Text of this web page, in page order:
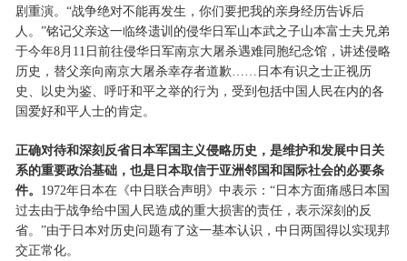
剧重演。“战争绝对不能再发生，你们要把我的亲身经历告诉后
人。”铭记父亲这一临终遗训的侵华日军山本武之子山本富士夫兄弟
于今年8月11日前往侵华日军南京大屠杀遇难同胞纪念馆，讲述侵略
历史，替父亲向南京大屠杀幸存者道歉……日本有识之士正视历
史、以史为鉴、呼吁和平之举的行为，受到包括中国人民在内的各
国爱好和平人士的肯定。
正确对待和深刻反省日本军国主义侵略历史，是维护和发展中日关
系的重要政治基础，也是日本取信于亚洲邻国和国际社会的必要条
件。 1972年日本在《中日联合声明》中表示：“日本方面痛感日本国
过去由于战争给中国人民造成的重大损害的责任，表示深刻的反
省。”由于日本对历史问题有了这一基本认识，中日两国得以实现邦
交正常化。